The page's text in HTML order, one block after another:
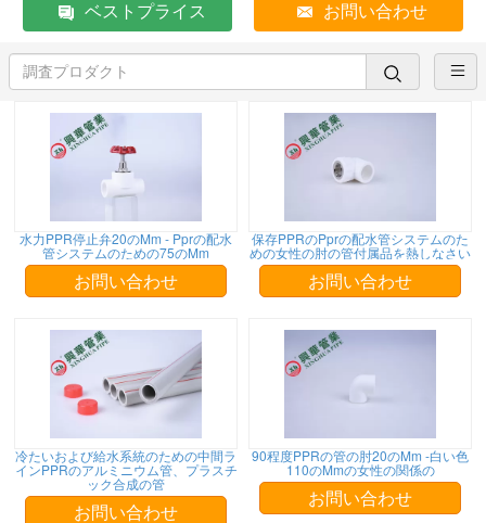
ベストプライス お問い合わせ
水力PPR停止弁20のMm - Pprの配水
管システムのための75のMm
お問い合わせ
保存PPRのPprの配水管システムのた
めの女性の肘の管付属品を熱しなさい
お問い合わせ
冷たいおよび給水系統のための中間ラ
インPPRのアルミニウム管、プラスチ
ック合成の管
お問い合わせ
90程度PPRの管の肘20のMm -白い色
110のMmの女性の関係の
お問い合わせ